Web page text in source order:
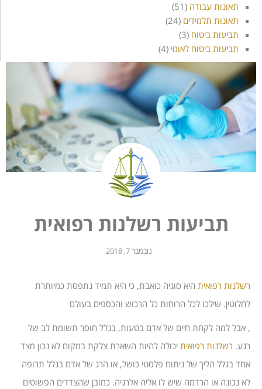
תאונות עבודה (51)
תאונות תלמידים (24)
תביעות ביטוח (3)
תביעות ביטוח לאומי (4)
תביעות רשלנות רפואית
נובמבר 7, 2018
רשלנות רפואית היא סוגיה כואבת, כי היא תמיד נתפסת כמיותרת
לחלוטין. שילכו לכל הרוחות כל הרכוש והכספים בעולם
, אבל למה לקחת חיים של אדם בטעות, בגלל חוסר תשומת לב של
רגע. רשלנות רפואית יכולה להיות השארת צלקת במקום לא נכון מצד
אחד בגלל הליך של ניתוח פלסטי כושל, או הרג של אדם בגלל תרופה
לא נכונה או הרדמה שיש לו אליה אלרגיה. כמובן שהצדדים הפשוטים